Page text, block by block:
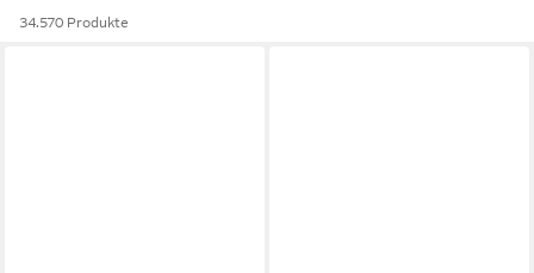
34.570 Produkte